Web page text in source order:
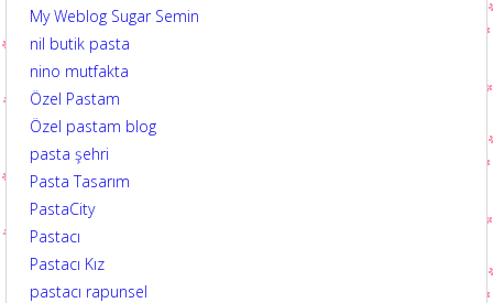
My Weblog Sugar Semin
nil butik pasta
nino mutfakta
Özel Pastam
Özel pastam blog
pasta şehri
Pasta Tasarım
PastaCity
Pastacı
Pastacı Kız
pastacı rapunsel